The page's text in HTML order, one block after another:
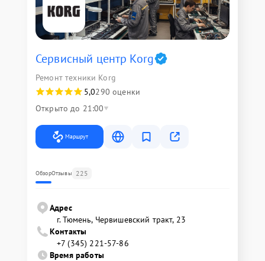
Сервисный центр Korg
Ремонт техники Korg
5,0290 оценки
Открыто до 21:00
Маршрут
ОбзорОтзывы 225
Адрес
г. Тюмень, ​Червишевский тракт, 23
Контакты
+7 (345) 221-57-86
Время работы